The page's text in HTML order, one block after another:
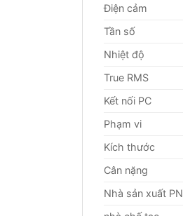
Điện cảm
Tần số
Nhiệt độ
True RMS
Kết nối PC
Phạm vi
Kích thước
Cân nặng
Nhà sản xuất PN